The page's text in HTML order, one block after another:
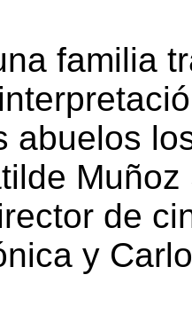
familia
abuelos
de
y